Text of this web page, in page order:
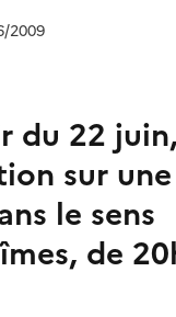
2009
du 22 juin,
sur
le sens
de